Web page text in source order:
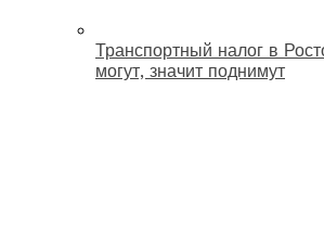
Транспортный налог в
могут, значит поднимут